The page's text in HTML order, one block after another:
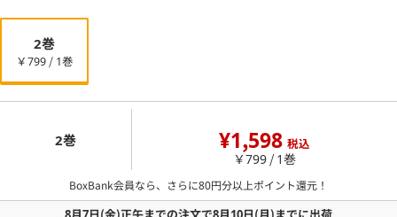
2巻
￥799 / 1巻
2巻 ¥1,598 税込
￥799 / 1巻
BoxBank会員なら、さらに80円分以上ポイント還元！